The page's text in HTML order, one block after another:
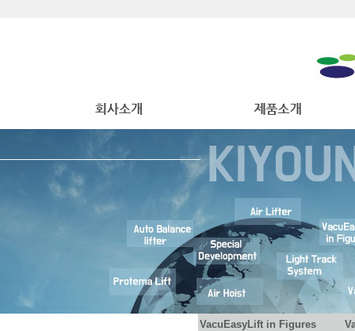
VacuEasyLift in Figures